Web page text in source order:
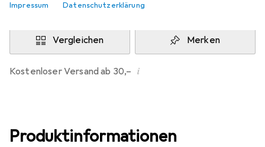
Impressum Datenschutzerklärung
In den Warenkorb
Vergleichen Merken
Kostenloser Versand ab 30,– i
Produktinformationen